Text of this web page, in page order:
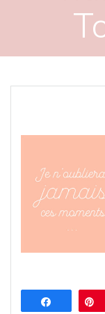
Partagez